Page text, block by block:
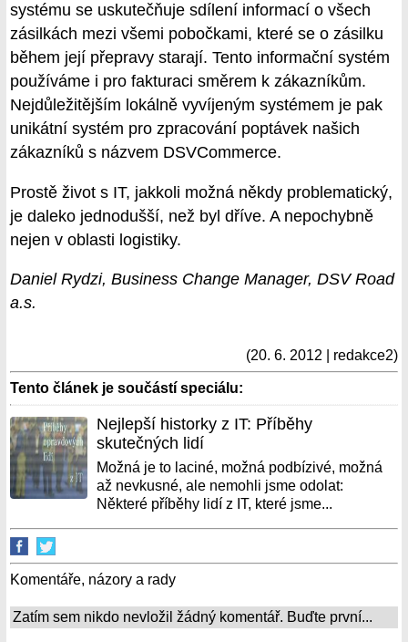
systému se uskutečňuje sdílení informací o všech
zásilkách mezi všemi pobočkami, které se o zásilku
během její přepravy starají. Tento informační systém
používáme i pro fakturaci směrem k zákazníkům.
Nejdůležitějším lokálně vyvíjeným systémem je pak
unikátní systém pro zpracování poptávek našich
zákazníků s názvem DSVCommerce.
Prostě život s IT, jakkoli možná někdy problematický,
je daleko jednodušší, než byl dříve. A nepochybně
nejen v oblasti logistiky.
Daniel Rydzi, Business Change Manager, DSV Road
a.s.
(20. 6. 2012 | redakce2)
Tento článek je součástí speciálu:
Nejlepší historky z IT: Příběhy
skutečných lidí
Možná je to laciné, možná podbízivé, možná
až nevkusné, ale nemohli jsme odolat:
Některé příběhy lidí z IT, které jsme...
Komentáře, názory a rady
Zatím sem nikdo nevložil žádný komentář. Buďte první...